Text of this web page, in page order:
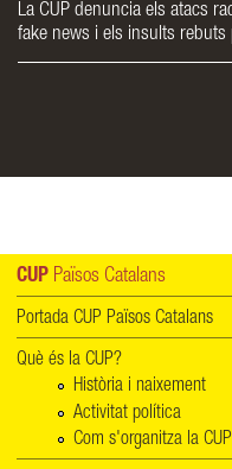
La CUP denuncia els atacs
fake news i els insults rebuts
CUP Països Catalans
Portada CUP Països Catalans
Què és la CUP?
Història i naixement
Activitat política
Com s'organitza la